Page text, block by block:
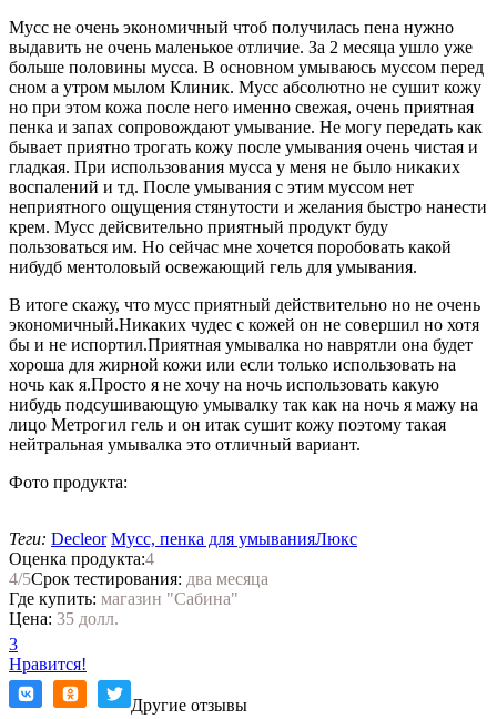
Мусс не очень экономичный чтоб получилась пена нужно
выдавить не очень маленькое отличие. За 2 месяца ушло уже
больше половины мусса. В основном умываюсь муссом перед
сном а утром мылом Клиник. Мусс абсолютно не сушит кожу
но при этом кожа после него именно свежая, очень приятная
пенка и запах сопровождают умывание. Не могу передать как
бывает приятно трогать кожу после умывания очень чистая и
гладкая. При использования мусса у меня не было никаких
воспалений и тд. После умывания с этим муссом нет
неприятного ощущения стянутости и желания быстро нанести
крем. Мусс дейсвительно приятный продукт буду
пользоваться им. Но сейчас мне хочется поробовать какой
нибудб ментоловый освежающий гель для умывания.
В итоге скажу, что мусс приятный действительно но не очень
экономичный.Никаких чудес с кожей он не совершил но хотя
бы и не испортил.Приятная умывалка но наврятли она будет
хороша для жирной кожи или если только использовать на
ночь как я.Просто я не хочу на ночь использовать какую
нибудь подсушивающую умывалку так как на ночь я мажу на
лицо Метрогил гель и он итак сушит кожу поэтому такая
нейтральная умывалка это отличный вариант.
Фото продукта:
Теги: Decleor Мусс, пенка для умыванияЛюкс
Оценка продукта:4
4/5Срок тестирования: два месяца
Где купить: магазин "Сабина"
Цена: 35 долл.
3
Нравится!
Другие отзывы